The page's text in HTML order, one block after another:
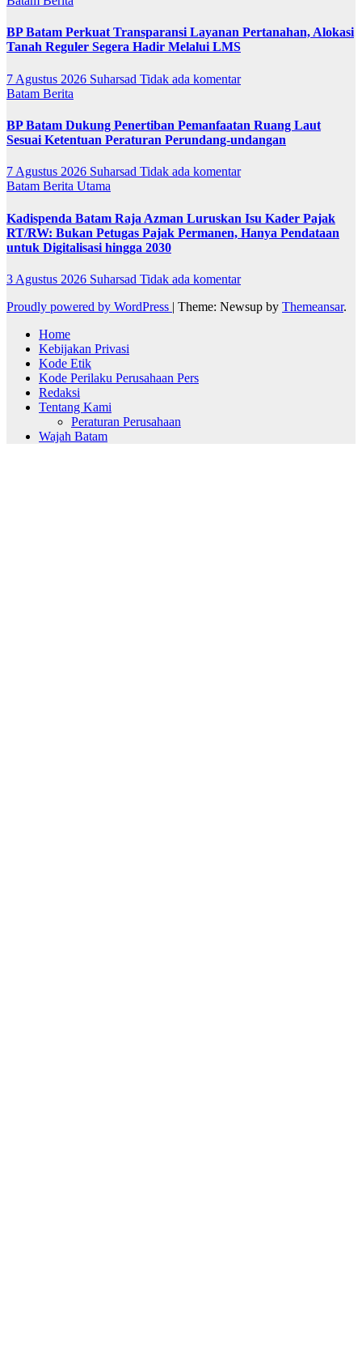
BP Batam Perkuat Transparansi Layanan Pertanahan, Alokasi
Tanah Reguler Segera Hadir Melalui LMS
7 Agustus 2026 Suharsad Tidak ada komentar
Batam Berita
BP Batam Dukung Penertiban Pemanfaatan Ruang Laut
Sesuai Ketentuan Peraturan Perundang-undangan
7 Agustus 2026 Suharsad Tidak ada komentar
Batam Berita Utama
Kadispenda Batam Raja Azman Luruskan Isu Kader Pajak
RT/RW: Bukan Petugas Pajak Permanen, Hanya Pendataan
untuk Digitalisasi hingga 2030
3 Agustus 2026 Suharsad Tidak ada komentar
Proudly powered by WordPress | Theme: Newsup by Themeansar.
Home
Kebijakan Privasi
Kode Etik
Kode Perilaku Perusahaan Pers
Redaksi
Tentang Kami
Peraturan Perusahaan
Wajah Batam